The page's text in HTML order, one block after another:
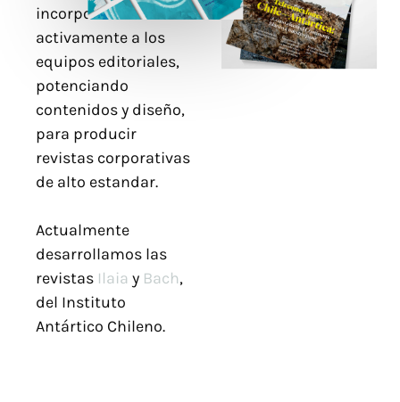
incorporarnos
activamente a los
equipos editoriales,
potenciando
contenidos y diseño,
para producir
revistas corporativas
de alto estandar.
Actualmente
desarrollamos las
revistas Ilaia y Bach,
del Instituto
Antártico Chileno.